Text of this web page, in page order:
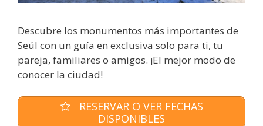
Descubre los monumentos más importantes de
Seúl con un guía en exclusiva solo para ti, tu
pareja, familiares o amigos. ¡El mejor modo de
conocer la ciudad!
RESERVAR O VER FECHAS
DISPONIBLES